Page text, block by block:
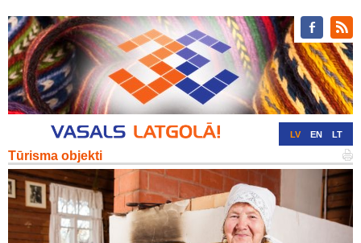
LV EN LT
Tūrisma objekti